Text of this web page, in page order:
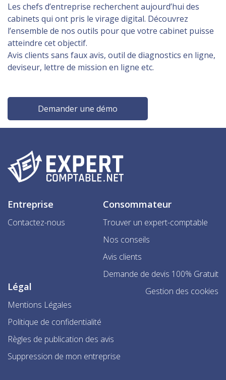
Les chefs d’entreprise recherchent aujourd’hui des
cabinets qui ont pris le virage digital. Découvrez
l’ensemble de nos outils pour que votre cabinet puisse
atteindre cet objectif.
Avis clients sans faux avis, outil de diagnostics en ligne,
deviseur, lettre de mission en ligne etc.
Demander une démo
Entreprise
Contactez-nous
Consommateur
Trouver un expert-comptable
Nos conseils
Avis clients
Demande de devis 100% Gratuit
Légal
Mentions Légales
Politique de confidentialité
Règles de publication des avis
Suppression de mon entreprise
Gestion des cookies